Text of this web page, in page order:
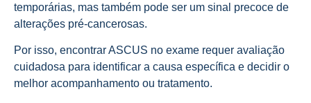
temporárias, mas também pode ser um sinal precoce de
alterações pré-cancerosas.
Por isso, encontrar ASCUS no exame requer avaliação
cuidadosa para identificar a causa específica e decidir o
melhor acompanhamento ou tratamento.